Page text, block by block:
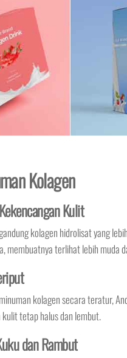
Kolagen
Kulit
kolagen hidrolisat yang
membuatnya terlihat lebih muda
kolagen secara teratur,
tetap halus dan lembut.
dan Rambut